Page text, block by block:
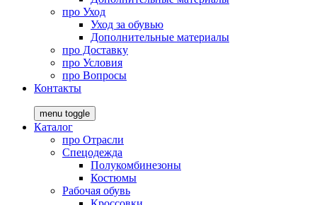
про Уход
Уход за обувью
Дополнительные материалы
про Доставку
про Условия
про Вопросы
Контакты
menu toggle
Каталог
про Отрасли
Спецодежда
Полукомбинезоны
Костюмы
Рабочая обувь